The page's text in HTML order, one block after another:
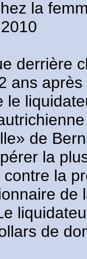
la
derrière
ans après
le
de
la
la
de
de